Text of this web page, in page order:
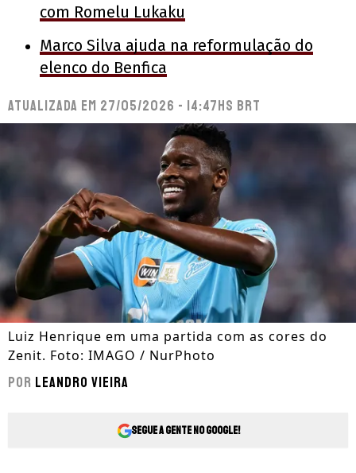
com Romelu Lukaku
Marco Silva ajuda na reformulação do
elenco do Benfica
Atualizada em 27/05/2026 - 14:47hs BRT
Luiz Henrique em uma partida com as cores do
Zenit. Foto: IMAGO / NurPhoto
Por Leandro Vieira
Segue a gente no Google!